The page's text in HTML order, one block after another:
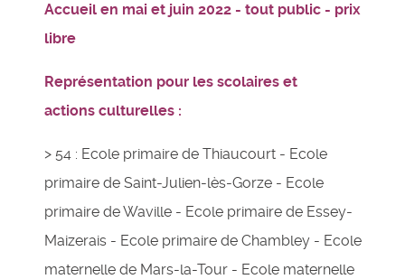
Accueil en mai et juin 2022 - tout public - prix
libre
Représentation pour les scolaires et
actions culturelles :
> 54 : Ecole primaire de Thiaucourt - Ecole
primaire de Saint-Julien-lès-Gorze - Ecole
primaire de Waville - Ecole primaire de Essey-
Maizerais - Ecole primaire de Chambley - Ecole
maternelle de Mars-la-Tour - Ecole maternelle